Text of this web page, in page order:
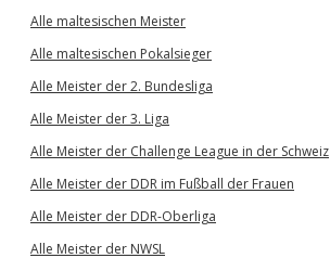
Alle maltesischen Meister
Alle maltesischen Pokalsieger
Alle Meister der 2. Bundesliga
Alle Meister der 3. Liga
Alle Meister der Challenge League in der Schweiz
Alle Meister der DDR im Fußball der Frauen
Alle Meister der DDR-Oberliga
Alle Meister der NWSL